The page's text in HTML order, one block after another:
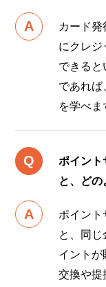
カード
にクレ
できる
であれ
を学べま
ポイント
と、どの
ポイント
と、同
イントが
交換や提